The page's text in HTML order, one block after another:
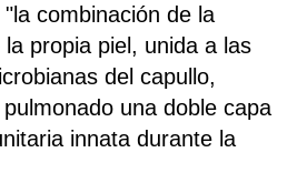
combinación de la
propia piel, unida a las
del capullo,
una doble capa
innata durante la